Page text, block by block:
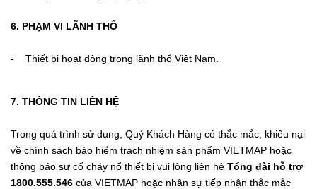
6. PHẠM VI LÃNH THỔ
- Thiết bị hoạt động trong lãnh thổ Việt Nam.
7. THÔNG TIN LIÊN HỆ
Trong quá trình sử dụng, Quý Khách Hàng có thắc mắc, khiếu nại
về chính sách bảo hiểm trách nhiệm sản phẩm VIETMAP hoặc
thông báo sự cố cháy nổ thiết bị vui lòng liên hệ Tổng đài hỗ trợ
1800.555.546 của VIETMAP hoặc nhân sự tiếp nhận thắc mắc